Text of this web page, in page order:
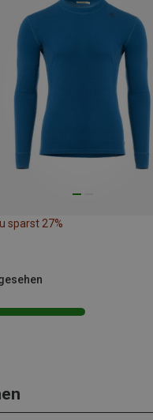
sparst 27%